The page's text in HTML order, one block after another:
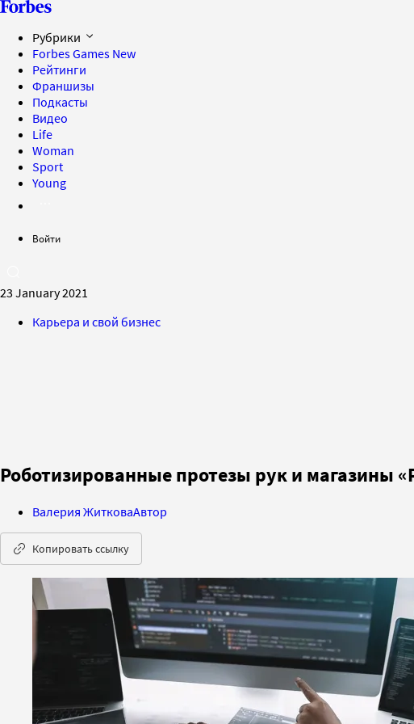
Рубрики
Forbes Games New
Рейтинги
Франшизы
Подкасты
Видео
Life
Woman
Sport
Young
Войти
23 January 2021
Карьера и свой бизнес
Роботизированные протезы рук и магазины
Валерия ЖитковаАвтор
Копировать ссылку